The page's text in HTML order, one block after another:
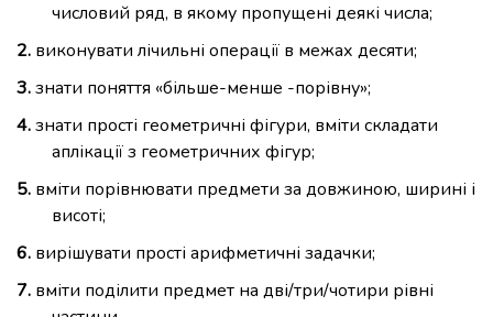
числовий ряд, в якому пропущені деякі числа;
виконувати лічильні операції в межах десяти;
знати поняття «більше-менше -порівну»;
знати прості геометричні фігури, вміти складати
аплікації з геометричних фігур;
вміти порівнювати предмети за довжиною, ширині і
висоті;
вирішувати прості арифметичні задачки;
вміти поділити предмет на дві/три/чотири рівні